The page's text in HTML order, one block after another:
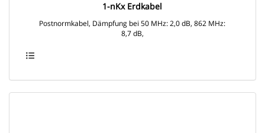
1-nKx Erdkabel
Postnormkabel, Dämpfung bei 50 MHz: 2,0 dB, 862 MHz:
8,7 dB,